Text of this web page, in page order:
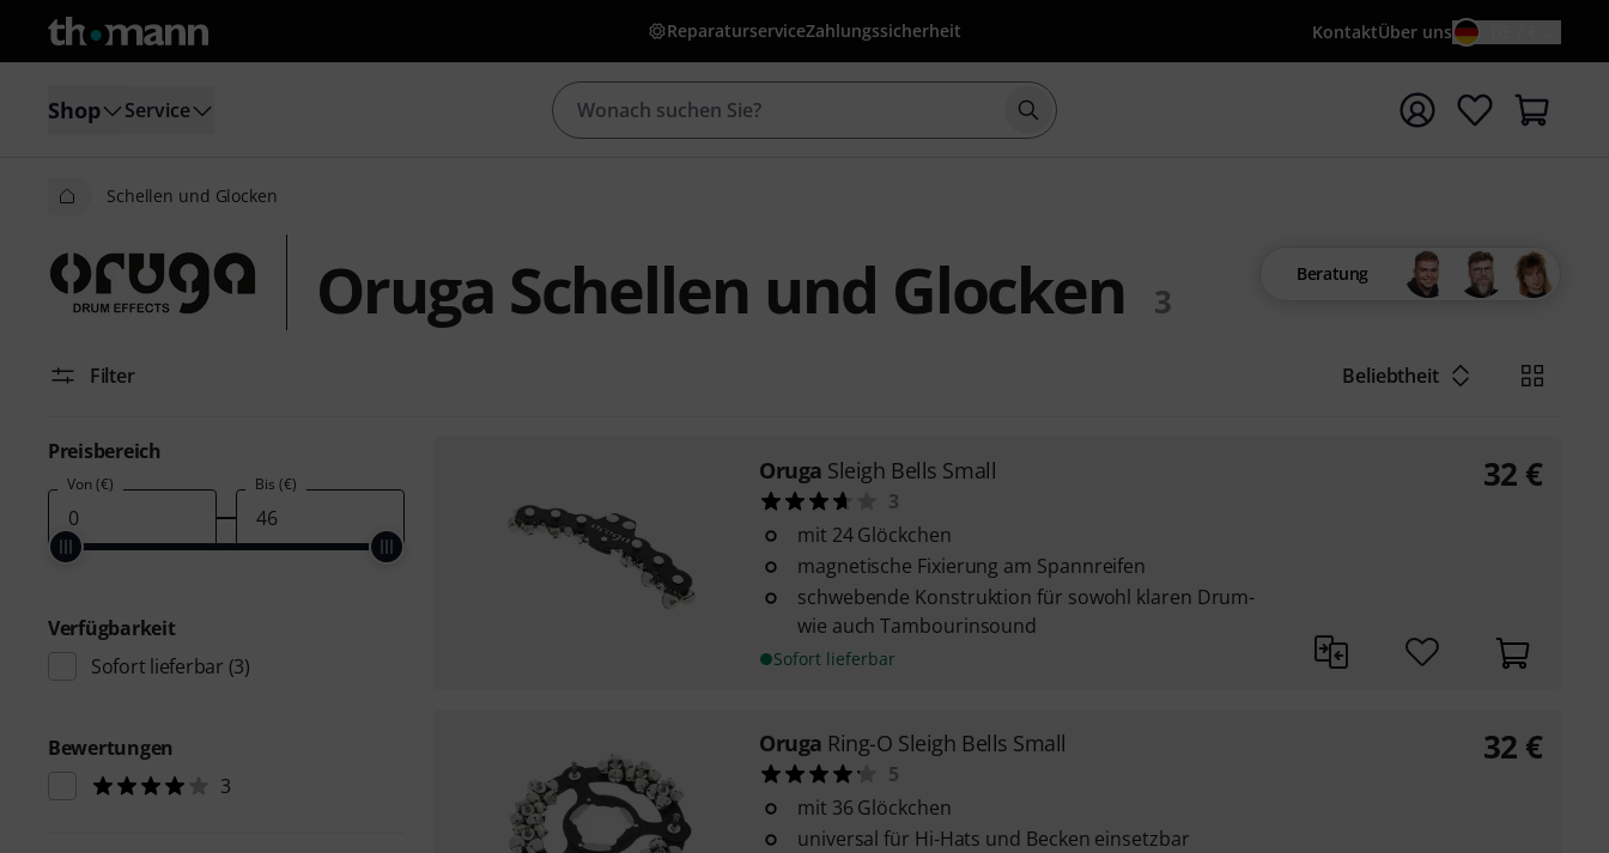
ReparaturserviceZahlungssicherheit KontaktÜber uns
Shop Service Suche mit Suchwort {searchTerm} starten
Schellen und Glocken
Oruga Schellen und Glocken 3
Beratung
Filter Beliebtheit
Preisbereich
Von (€) Bis (€)
Verfügbarkeit
Sofort lieferbar (3)
Bewertungen
3
Oruga Sleigh Bells Small
3
mit 24 Glöckchen
magnetische Fixierung am Spannreifen
schwebende Konstruktion für sowohl klaren Drum-
wie auch Tambourinsound
Sofort lieferbar
32 €
Oruga Ring-O Sleigh Bells Small
5
mit 36 Glöckchen
universal für Hi-Hats und Becken einsetzbar
32 €